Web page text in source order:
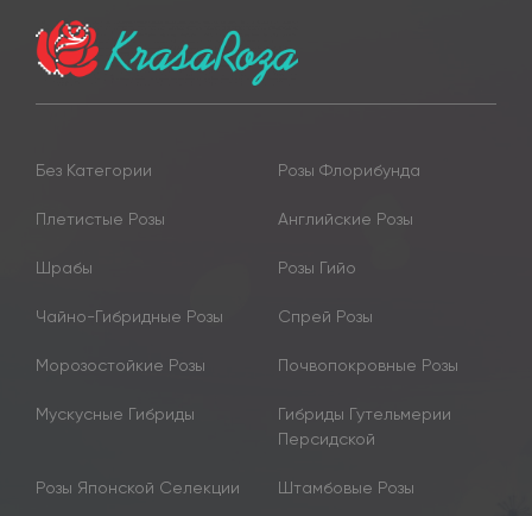
Без Категории Розы Флорибунда
Плетистые Розы Английские Розы
Шрабы Розы Гийо
Чайно-Гибридные Розы Спрей Розы
Морозостойкие Розы Почвопокровные Розы
Мускусные Гибриды
Гибриды Гутельмерии
Персидской
Розы Японской Селекции Штамбовые Розы